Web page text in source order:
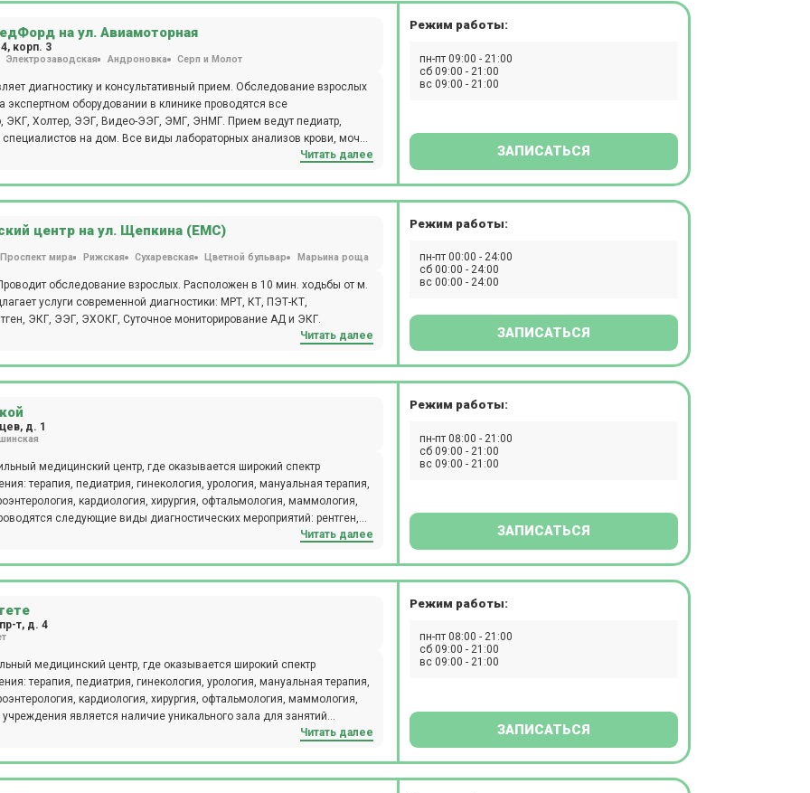
вакцинация для взрослых и детей. Пациентам доступен вызов
и т.д. Клиника прекрасно оснащена всем необходимым
на определенные возрастные категории – от
схемы лечения, опираясь на анамнез, возраст, пол,
совокупно присутствующие в каждом отдельном случае. Полное
особенно актуально для семей:
на ул. Авиамоторная
корп. 3
Электрозаводская Андроновка Серп и Молот
диагностику и консультативный прием. Обследование взрослых
оборудовании в клинике проводятся все
ЭКГ, Холтер, ЭЭГ, Видео-ЭЭГ, ЭМГ, ЭНМГ. Прием ведут педиатр,
на дом. Все виды лабораторных анализов крови, мочи,
Читать далее
Режим работы:
пн-пт 09:00 - 21:00
сб 09:00 - 21:00
вс 09:00 - 21:00
ЗАПИСАТЬСЯ
центр на ул. Щепкина (ЕМС)
Проспект мира Рижская Сухаревская Цветной бульвар Марьина роща
обследование взрослых. Расположен в 10 мин. ходьбы от м.
услуги современной диагностики: МРТ, КТ, ПЭТ-КТ,
ЭКГ, ЭЭГ, ЭХОКГ, Суточное мониторирование АД и ЭКГ.
Читать далее
Режим работы:
пн-пт 00:00 - 24:00
сб 00:00 - 24:00
вс 00:00 - 24:00
ЗАПИСАТЬСЯ
д. 1
медицинский центр, где оказывается широкий спектр
терапия, педиатрия, гинекология, урология, мануальная терапия,
кардиология, хирургия, офтальмология, маммология,
допплерография, ректороманоскопия, суточное мониторирование
метод, микроскопический метод,
для взрослых и детей. Пациентам доступен вызов на дом
и т.д. Клиника Семейная на ул. Героев
с применением новейшего оборудования,
антропометрические показатели и другие факторы, совокупно
доступны годовые программы диспансеризации,
– от новорожденных до пожилых людей. Полное
Семейная у м. Сходненская, особенно актуально для семей:
Читать далее
Режим работы:
пн-пт 08:00 - 21:00
сб 09:00 - 21:00
вс 09:00 - 21:00
ЗАПИСАТЬСЯ
т, д. 4
медицинский центр, где оказывается широкий спектр
терапия, педиатрия, гинекология, урология, мануальная терапия,
кардиология, хирургия, офтальмология, маммология,
виды диагностических мероприятий: рентген, эндоскопия,
открыт лабораторный кабинет (иммунологические,
Читать далее
Режим работы:
пн-пт 08:00 - 21:00
сб 09:00 - 21:00
вс 09:00 - 21:00
ЗАПИСАТЬСЯ